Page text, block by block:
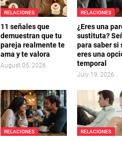
RELACIONES
11 señales que
demuestran que tu
pareja realmente te
ama y te valora
August 05, 2026
RELACIONES
¿Eres una
sustituta?
para saber si
eres una
temporal
July 19, 2026
RELACIONES RELACIONES